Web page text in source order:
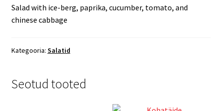
Salad with ice-berg, paprika, cucumber, tomato, and
chinese cabbage
Kategooria: Salatid
Seotud tooted